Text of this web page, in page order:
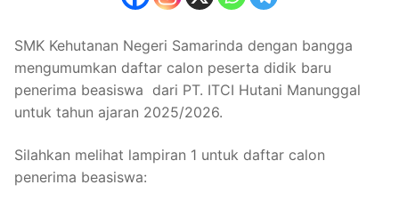
SMK Kehutanan Negeri Samarinda dengan bangga
mengumumkan daftar calon peserta didik baru
penerima beasiswa dari PT. ITCI Hutani Manunggal
untuk tahun ajaran 2025/2026.
Silahkan melihat lampiran 1 untuk daftar calon
penerima beasiswa: